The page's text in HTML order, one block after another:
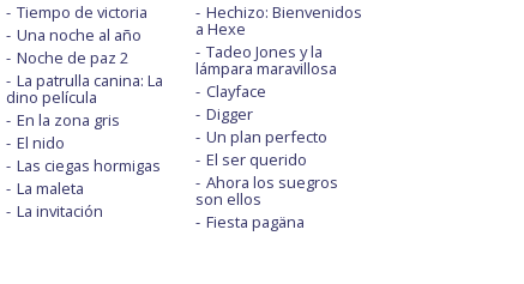
Tiempo de victoria
Una noche al año
Noche de paz 2
La patrulla canina: La
dino película
En la zona gris
El nido
Las ciegas hormigas
La maleta
La invitación
Hechizo: Bienvenidos
a Hexe
Tadeo Jones y la
lámpara maravillosa
Clayface
Digger
Un plan perfecto
El ser querido
Ahora los suegros
son ellos
Fiesta pagäna